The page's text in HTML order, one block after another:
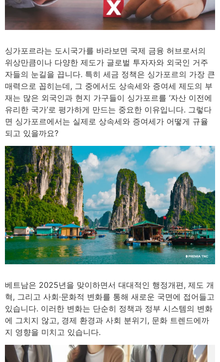
싱가포르라는 도시국가를 바라보면 국제 금융 허브로서의
위상만큼이나 다양한 제도가 글로벌 투자자와 외국인 거주
자들의 눈길을 끕니다. 특히 세금 정책은 싱가포르의 가장 큰
매력으로 꼽히는데, 그 중에서도 상속세와 증여세 제도의 부
재는 많은 외국인과 현지 가구들이 싱가포르를 ‘자산 이전에
유리한 국가’로 평가하게 만드는 중요한 이유입니다. 그렇다
면 싱가포르에서는 실제로 상속세와 증여세가 어떻게 규율
되고 있을까요?
베트남은 2025년을 맞이하면서 대대적인 행정개편, 제도 개
혁, 그리고 사회·문화적 변화를 통해 새로운 국면에 접어들고
있습니다. 이러한 변화는 단순히 정책과 정부 시스템의 변화
에 그치지 않고, 경제 환경과 사회 분위기, 문화 트렌드에까
지 영향을 미치고 있습니다.